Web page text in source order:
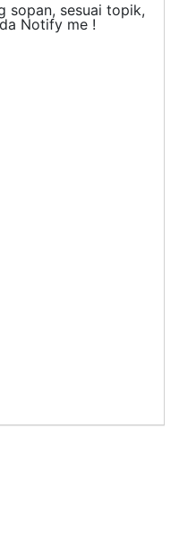
sopan, sesuai topik,
Notify me !